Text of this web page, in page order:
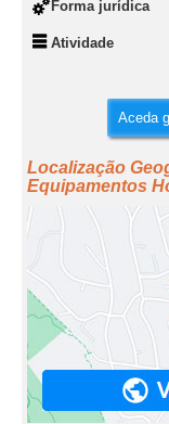
Forma jurídica
Atividade
Aceda
Localização
Equipamentos